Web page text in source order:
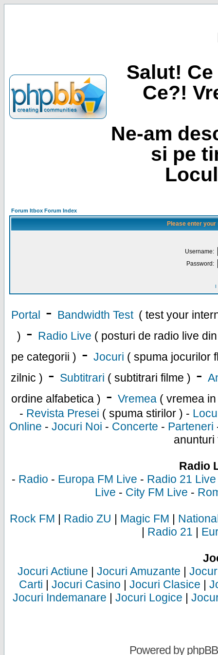
Salut!
Ce?!
Ne-am
si pe
Forum Itbox Forum Index
Please enter
Username:
Password:
I
Portal - Bandwidth Test ( test your
) - Radio Live ( posturi de radio live
pe categorii ) - Jocuri ( spuma jocurilor
zilnic ) - Subtitrari ( subtitrari filme ) -
ordine alfabetica ) - Vremea ( vremea
- Revista Presei ( spuma stirilor ) -
Online - Jocuri Noi - Concerte - Parteneri
anunturi
Radio
- Radio - Europa FM Live - Radio 21 Live
Live - City FM Live -
Rock FM | Radio ZU | Magic FM |
| Radio 21 |
Jocuri Actiune | Jocuri Amuzante |
Carti | Jocuri Casino | Jocuri Clasice |
Jocuri Indemanare | Jocuri Logice |
Powered byphpBB